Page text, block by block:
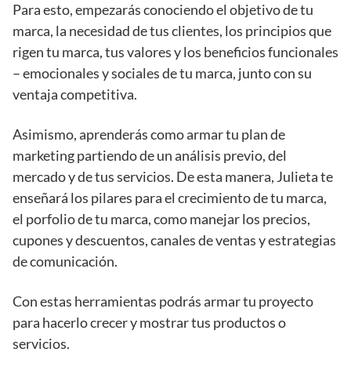
Para esto, empezarás conociendo el objetivo de tu
marca, la necesidad de tus clientes, los principios que
rigen tu marca, tus valores y los beneficios funcionales
– emocionales y sociales de tu marca, junto con su
ventaja competitiva.
Asimismo, aprenderás como armar tu plan de
marketing partiendo de un análisis previo, del
mercado y de tus servicios. De esta manera, Julieta te
enseñará los pilares para el crecimiento de tu marca,
el porfolio de tu marca, como manejar los precios,
cupones y descuentos, canales de ventas y estrategias
de comunicación.
Con estas herramientas podrás armar tu proyecto
para hacerlo crecer y mostrar tus productos o
servicios.